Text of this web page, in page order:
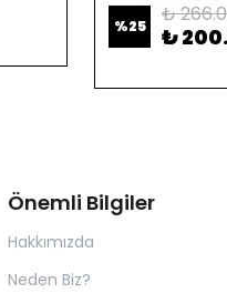
%25 ₺
₺
Önemli Bilgiler
Hakkımızda
Neden Biz?